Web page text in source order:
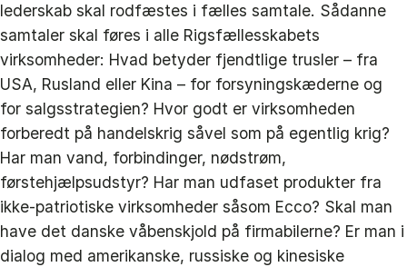
lederskab skal rodfæstes i fælles samtale. Sådanne
samtaler skal føres i alle Rigsfællesskabets
virksomheder: Hvad betyder fjendtlige trusler – fra
USA, Rusland eller Kina – for forsyningskæderne og
for salgsstrategien? Hvor godt er virksomheden
forberedt på handelskrig såvel som på egentlig krig?
Har man vand, forbindinger, nødstrøm,
førstehjælpsudstyr? Har man udfaset produkter fra
ikke-patriotiske virksomheder såsom Ecco? Skal man
have det danske våbenskjold på firmabilerne? Er man i
dialog med amerikanske, russiske og kinesiske